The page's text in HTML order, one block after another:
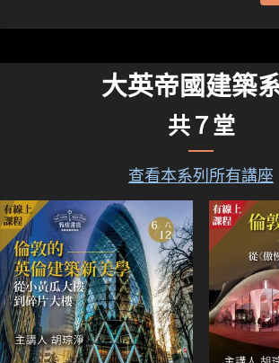
大英帝國建築
共７堂
查看本系列所有講座